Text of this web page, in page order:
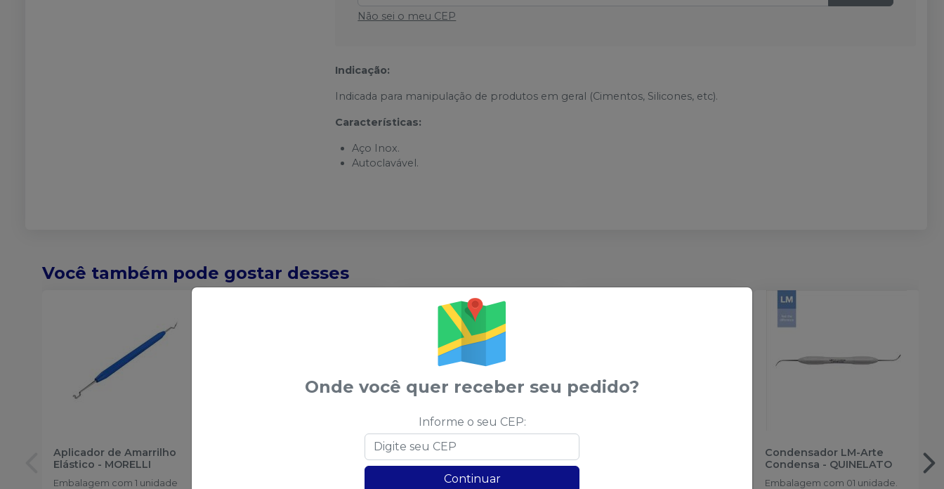
Não sei o meu CEP
Indicação:
Indicada para manipulação de produtos em geral (Cimentos, Silicones, etc).
Características:
Aço Inox.
Autoclavável.
Você também pode gostar desses
Aplicador de Amarrilho
Elástico - MORELLI
Embalagem com 1 unidade
Espelho Bucal Primeiro
Plano-GOLGRAN
Embalagem com 1 unidade
Condensador LM-Arte
Condensa - QUINELATO
Embalagem com 01 unidade.
Onde você quer receber seu pedido?
Informe o seu CEP:
Continuar